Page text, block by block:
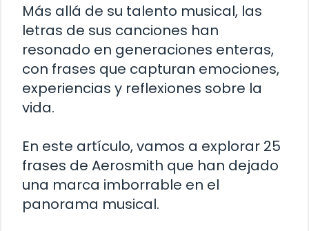
Más allá de su talento musical, las
letras de sus canciones han
resonado en generaciones enteras,
con frases que capturan emociones,
experiencias y reflexiones sobre la
vida.
En este artículo, vamos a explorar 25
frases de Aerosmith que han dejado
una marca imborrable en el
panorama musical.